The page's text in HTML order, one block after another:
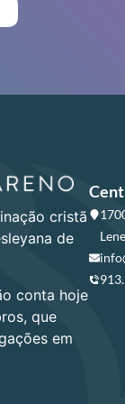
cristã
de
conta hoje
que
em